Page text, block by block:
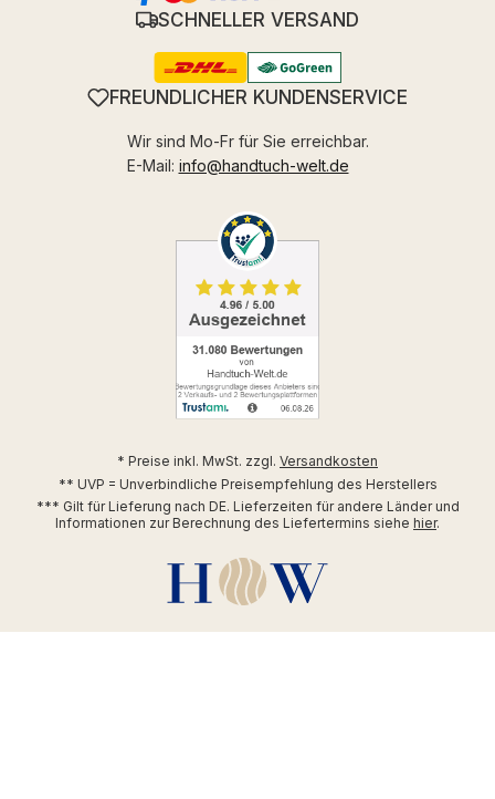
SCHNELLER VERSAND
FREUNDLICHER KUNDENSERVICE
Wir sind Mo-Fr für Sie erreichbar.
E-Mail: info@handtuch-welt.de
* Preise inkl. MwSt. zzgl. Versandkosten
** UVP = Unverbindliche Preisempfehlung des Herstellers
*** Gilt für Lieferung nach DE. Lieferzeiten für andere Länder und
Informationen zur Berechnung des Liefertermins siehe hier.